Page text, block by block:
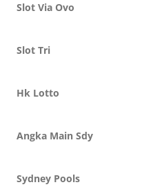
Slot Via Ovo
Slot Tri
Hk Lotto
Angka Main Sdy
Sydney Pools